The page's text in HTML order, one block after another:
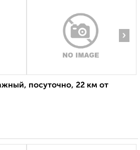
›
посуточно, 22 км от